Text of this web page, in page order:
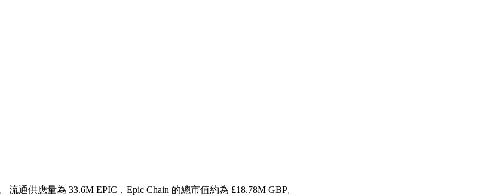
。流通供應量為 33.6M EPIC，Epic Chain 的總市值約為 £18.78M GBP。